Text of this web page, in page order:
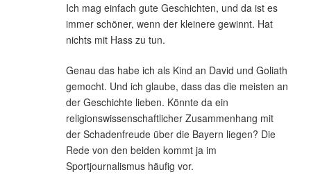
Ich mag einfach gute Geschichten, und da ist es
immer schöner, wenn der kleinere gewinnt. Hat
nichts mit Hass zu tun.
Genau das habe ich als Kind an David und Goliath
gemocht. Und ich glaube, dass das die meisten an
der Geschichte lieben. Könnte da ein
religionswissenschaftlicher Zusammenhang mit
der Schadenfreude über die Bayern liegen? Die
Rede von den beiden kommt ja im
Sportjournalismus häufig vor.